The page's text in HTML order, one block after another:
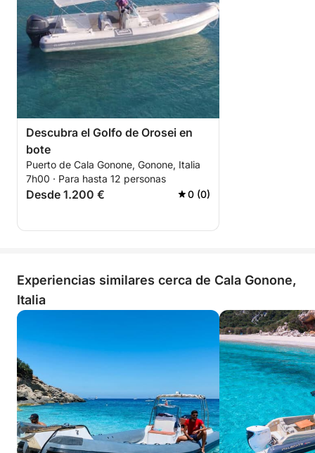
Descubra el Golfo de Orosei en
bote
Puerto de Cala Gonone, Gonone, Italia
7h00 · Para hasta 12 personas
Desde 1.200 € 0 (0)
Experiencias similares cerca de Cala Gonone,
Italia